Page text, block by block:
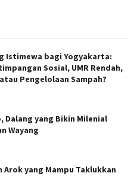
Istimewa bagi Yogyakarta:
Sosial, UMR Rendah,
Pengelolaan Sampah?
Dalang yang Bikin Milenial
Wayang
Arok yang Mampu Taklukkan